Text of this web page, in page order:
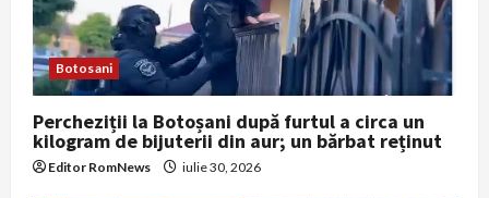
t
i
o
n
Botosani
Percheziții la Botoșani după furtul a circa un
kilogram de bijuterii din aur; un bărbat reținut
Editor RomNews iulie 30, 2026